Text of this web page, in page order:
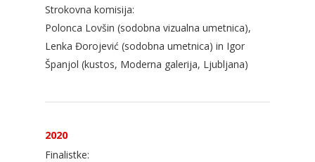
Strokovna komisija:
Polonca Lovšin (sodobna vizualna umetnica),
Lenka Đorojević (sodobna umetnica) in Igor
Španjol (kustos, Moderna galerija, Ljubljana)
2020
Finalistke: